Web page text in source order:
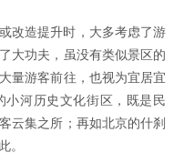
改造提升时，大多考虑了游
大功夫，虽没有类似景区的
量游客前往，也视为宜居宜
小河历史文化街区，既是民
云集之所；再如北京的什刹
。